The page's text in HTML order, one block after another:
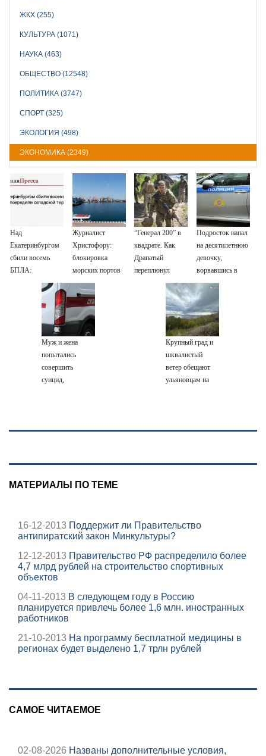
ЖКХ (255)
КУЛЬТУРА (1071)
НАУКА (463)
ОБЩЕСТВО (12548)
ПОЛИТИКА (3747)
СПОРТ (325)
ЭКОЛОГИЯ (498)
ЭКОНОМИКА (2349)
Над
Екатеринбургом
сбили восемь
БПЛА:
эвакуированы
800 сотрудников
Wildberries
Журналист
Христофору:
блокировка
морских портов
— катастрофа
для Украины
“Генерал 200” в
квадрате. Как
Драпатый
переплюнул
Подросток напал
на десятилетнюю
девочку,
ворвавшись в
квартиру
Муж и жена
попытались
совершить
суицид,
Крупный град и
шквалистый
ветер обещают
ульяновцам на
МАТЕРИАЛЫ ПО ТЕМЕ
16-12-2013 Поддержит ли Правительство
антипиратский закон Минкультуры?
12-12-2013 Правительство РФ распределило более
4,7 млрд рублей на строительство спортивных
объектов
04-11-2013 В следующем году в Россию
планируется привлечь более 1,6 млн. иностранных
работников
21-10-2013 На программу бесплатной медицины в
регионах будет выделено 1,7 трлн рублей
САМОЕ ЧИТАЕМОЕ
02-08-2026 Названы дополнительные условия,